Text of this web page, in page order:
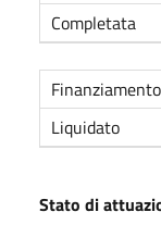
Completata
Liquidato
Stato di